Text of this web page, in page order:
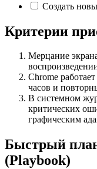
Создать
Критерии
Мерцание
Chrome
часов и
В системном
критических
графическим
Быстрый
(Playbook)